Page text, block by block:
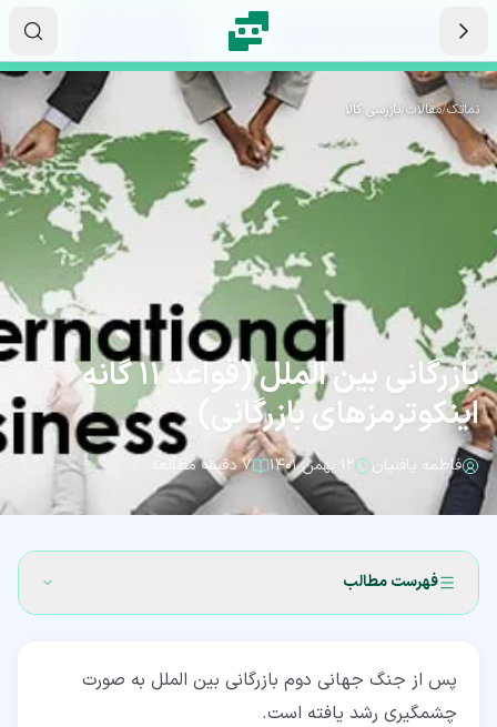
نماتک/مقالات/بازرسی کالا
بازرگانی بین الملل (قواعد 11 گانه
اینکوترمزهای بازرگانی)
فاطمه یافتیان ۱۲ بهمن ۱۴۰۱ ۷ دقیقه مطالعه
فهرست مطالب
پس از جنگ جهانی دوم بازرگانی بین الملل به صورت
چشمگیری رشد یافته است.